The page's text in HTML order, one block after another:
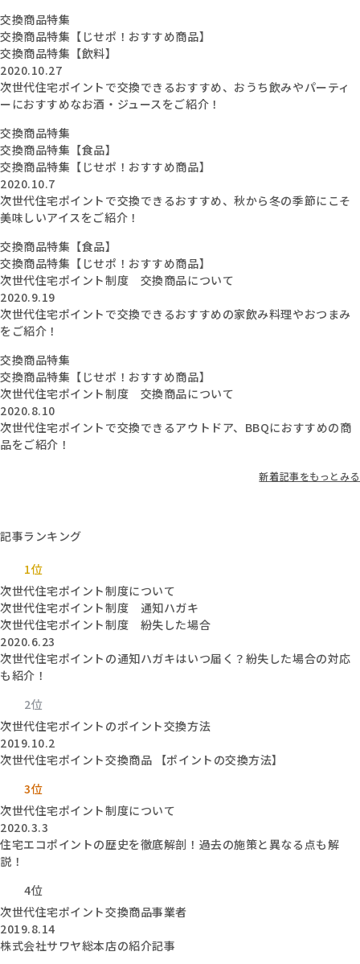
交換商品特集
交換商品特集【じせポ！おすすめ商品】
交換商品特集【飲料】
2020.10.27
次世代住宅ポイントで交換できるおすすめ、おうち飲みやパーティ
ーにおすすめなお酒・ジュースをご紹介！
交換商品特集
交換商品特集【食品】
交換商品特集【じせポ！おすすめ商品】
2020.10.7
次世代住宅ポイントで交換できるおすすめ、秋から冬の季節にこそ
美味しいアイスをご紹介！
交換商品特集【食品】
交換商品特集【じせポ！おすすめ商品】
次世代住宅ポイント制度 交換商品について
2020.9.19
次世代住宅ポイントで交換できるおすすめの家飲み料理やおつまみ
をご紹介！
交換商品特集
交換商品特集【じせポ！おすすめ商品】
次世代住宅ポイント制度 交換商品について
2020.8.10
次世代住宅ポイントで交換できるアウトドア、BBQにおすすめの商
品をご紹介！
新着記事をもっとみる
記事ランキング
1位
次世代住宅ポイント制度について
次世代住宅ポイント制度 通知ハガキ
次世代住宅ポイント制度 紛失した場合
2020.6.23
次世代住宅ポイントの通知ハガキはいつ届く？紛失した場合の対応
も紹介！
2位
次世代住宅ポイントのポイント交換方法
2019.10.2
次世代住宅ポイント交換商品 【ポイントの交換方法】
3位
次世代住宅ポイント制度について
2020.3.3
住宅エコポイントの歴史を徹底解剖！過去の施策と異なる点も解
説！
4位
次世代住宅ポイント交換商品事業者
2019.8.14
株式会社サワヤ総本店の紹介記事